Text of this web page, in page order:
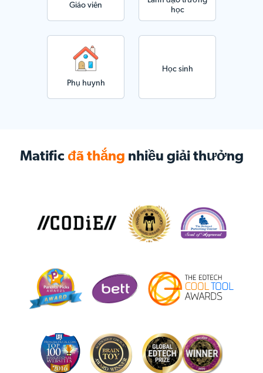
Giáo viên
học
Phụ huynh
Học sinh
Matific đã thắng nhiều giải thưởng